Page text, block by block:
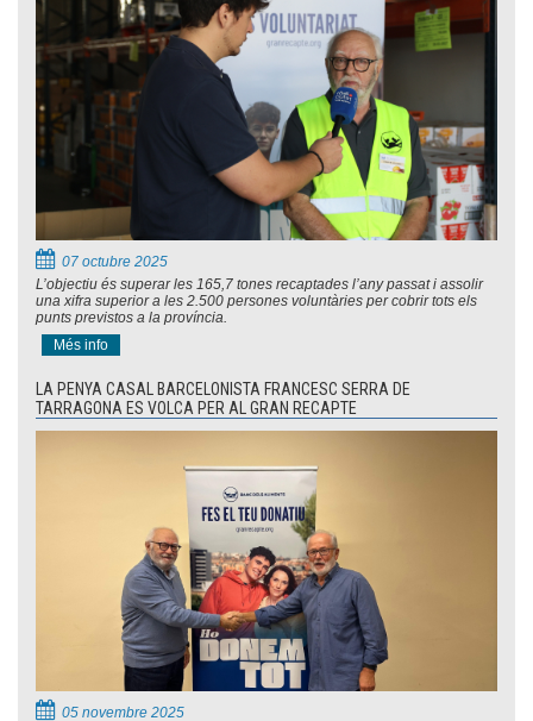
07 octubre 2025
L’objectiu és superar les 165,7 tones recaptades l’any passat i assolir
una xifra superior a les 2.500 persones voluntàries per cobrir tots els
punts previstos a la província.
Més info
LA PENYA CASAL BARCELONISTA FRANCESC SERRA DE
TARRAGONA ES VOLCA PER AL GRAN RECAPTE
05 novembre 2025